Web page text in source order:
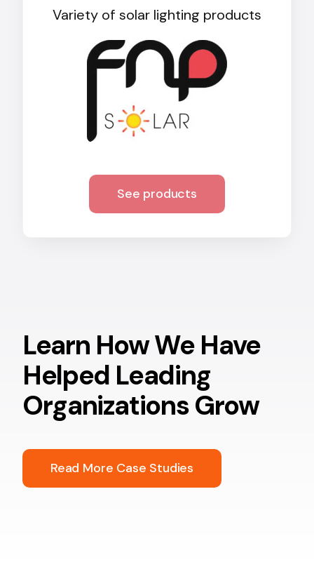
Variety of solar lighting products
See products
Learn How We Have
Helped Leading
Organizations Grow
Read More Case Studies